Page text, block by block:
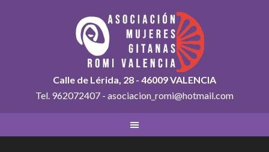
Calle de Lérida, 28 - 46009 VALENCIA
Tel. 962072407 - asociacion_romi@hotmail.com